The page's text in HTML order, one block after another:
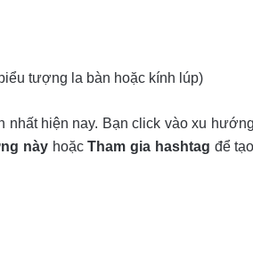
tượng la bàn hoặc kính lúp)
hiện nay. Bạn click vào xu
này hoặcTham gia hashtag để